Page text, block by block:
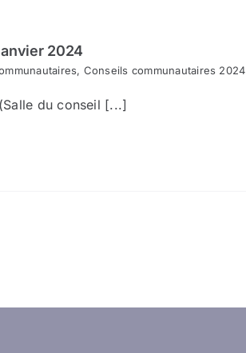
2024
, Conseils communautaires 2024
du conseil [...]